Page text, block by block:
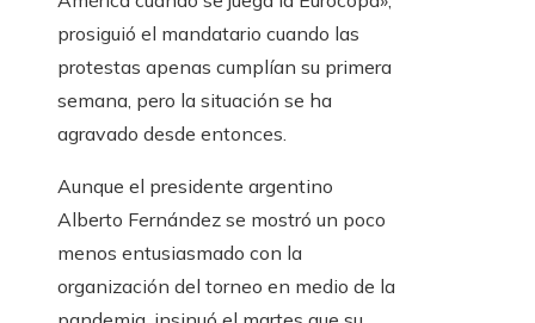
prosiguió el mandatario cuando las
protestas apenas cumplían su primera
semana, pero la situación se ha
agravado desde entonces.
Aunque el presidente argentino
Alberto Fernández se mostró un poco
menos entusiasmado con la
organización del torneo en medio de la